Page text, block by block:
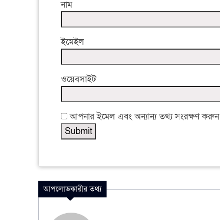
নাম
ইমেইল
ওয়েবসাইট
আপনার ইমেল এবং অন্যান্য তথ্য সংরক্ষণ করুন
আপলোডকারীর তথ্য